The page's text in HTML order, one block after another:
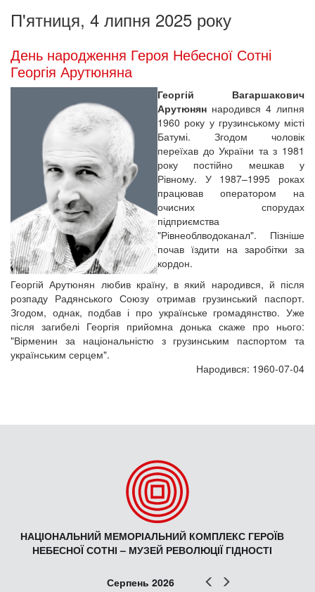
П'ятниця, 4 липня 2025 року
День народження Героя Небесної Сотні
Георгія Арутюняна
Георгій Вагаршакович
Арутюнян народився 4 липня
1960 року у грузинському місті
Батумі. Згодом чоловік
переїхав до України та з 1981
року постійно мешкав у
Рівному. У 1987–1995 роках
працював оператором на
очисних спорудах
підприємства
"Рівнеоблводоканал". Пізніше
почав їздити на заробітки за
кордон.
Георгій Арутюнян любив країну, в який народився, й після
розпаду Радянського Союзу отримав грузинський паспорт.
Згодом, однак, подбав і про українське громадянство. Уже
після загибелі Георгія прийомна донька скаже про нього:
"Вірменин за національністю з грузинським паспортом та
українським серцем".
Народився: 1960-07-04
НАЦІОНАЛЬНИЙ МЕМОРІАЛЬНИЙ КОМПЛЕКС ГЕРОЇВ
НЕБЕСНОЇ СОТНІ – МУЗЕЙ РЕВОЛЮЦІЇ ГІДНОСТІ
Попер
Серпень 2026